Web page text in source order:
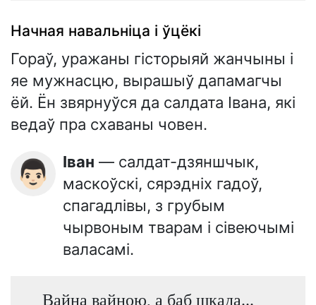
Начная навальніца і ўцёкі
Гораў, уражаны гісторыяй жанчыны і
яе мужнасцю, вырашыў дапамагчы
ёй. Ён звярнуўся да салдата Івана, які
ведаў пра схаваны човен.
👨🏻 Іван — салдат-дзяншчык,
маскоўскі, сярэдніх гадоў,
спагадлівы, з грубым
чырвоным тварам і сівеючымі
валасамі.
Вайна вайною, а баб шкада...